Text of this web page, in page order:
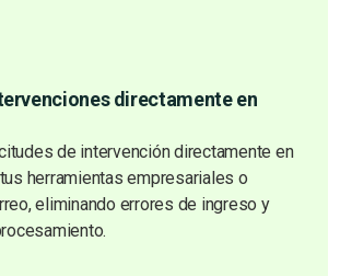
directamente en
de intervención directamente en
herramientas empresariales o
eliminando errores de ingreso y